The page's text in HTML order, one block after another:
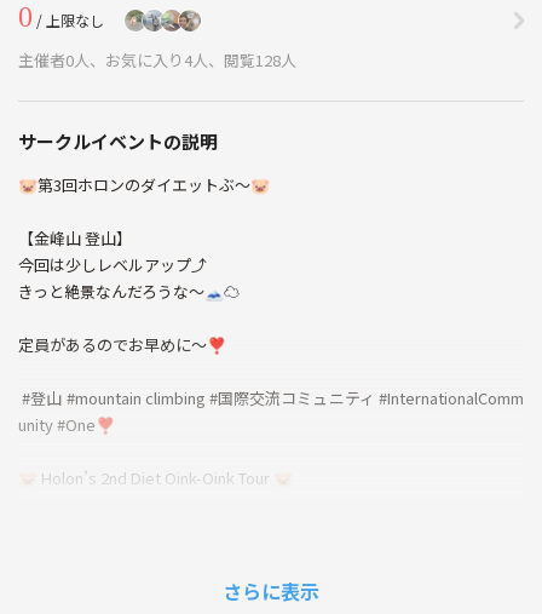
0 / 上限なし
主催者0人、お気に入り4人、閲覧128人
サークルイベントの説明
⁡🐷第3回ホロンのダイエットぶ〜🐷
【金峰山 登山】
今回は少しレベルアップ⤴️⁡
⁡きっと絶景なんだろうな〜⁡🗻☁
⁡定員があるのでお早めに〜❣️
⁡ #登山 #mountain climbing #国際交流コミュニティ #InternationalComm
unity #One❣️⁡
⁡​🐷 Holon’s 2nd Diet Oink-Oink Tour 🐷
さらに表示